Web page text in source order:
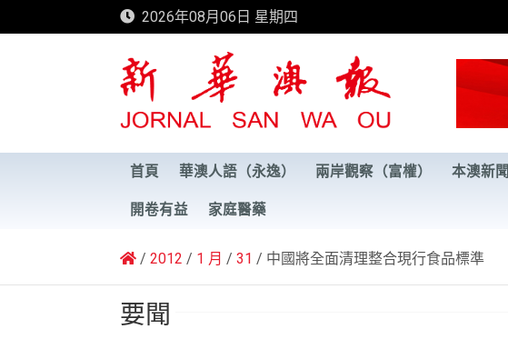
to
2026年08月06日 星期四
新華澳報
首頁 華澳人語（永逸） 兩岸觀察（富權） 本澳新聞
開卷有益 家庭醫藥
2012 1 月 31 中國將全面清理整合現行食品標準
要聞